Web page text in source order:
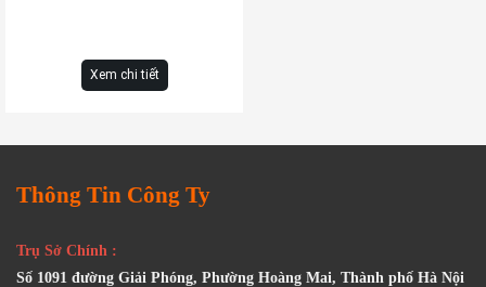
Xem chi tiết
Thông Tin Công Ty
Trụ Sở Chính :
Số 1091 đường Giải Phóng, Phường Hoàng Mai, Thành phố Hà Nội